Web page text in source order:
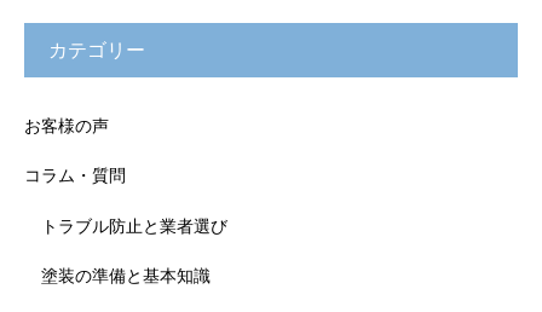
カテゴリー
お客様の声
コラム・質問
トラブル防止と業者選び
塗装の準備と基本知識